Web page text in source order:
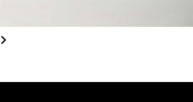
chevron_right